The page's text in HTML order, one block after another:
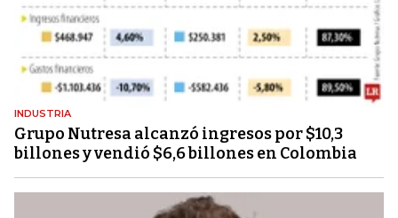
INDUSTRIA
Grupo Nutresa alcanzó ingresos por $10,3
billones y vendió $6,6 billones en Colombia